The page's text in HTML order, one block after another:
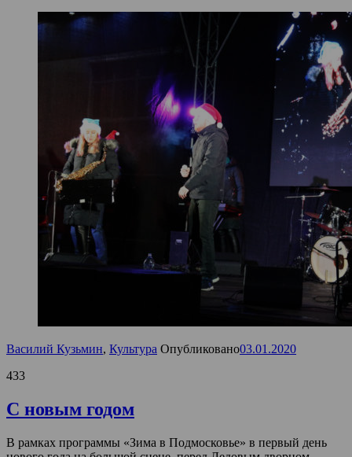
Василий Кузьмин, Культура Опубликовано03.01.2020
433
С новым годом
В рамках программы «Зима в Подмосковье» в первый день